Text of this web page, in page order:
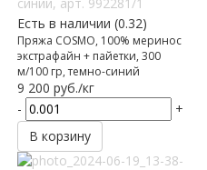
Есть в наличии (0.32)
Пряжа COSMO, 100% меринос
экстрафайн + пайетки, 300
м/100 гр, темно-синий
9 200 руб./кг
-
+
В корзину